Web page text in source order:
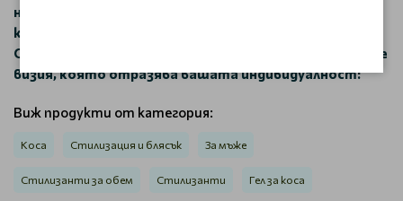
на перфектен контрол върху стила си, без
компромиси в издръжливостта и качеството.
Оставете въображението си да работи и създайте
визия, която отразява вашата индивидуалност!
Виж продукти от категория:
Коса Стилизация и блясък За мъже
Стилизанти за обем Стилизанти Гел за коса